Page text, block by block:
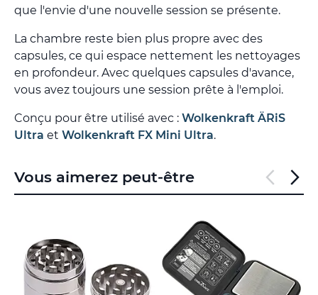
que l'envie d'une nouvelle session se présente.
La chambre reste bien plus propre avec des
capsules, ce qui espace nettement les nettoyages
en profondeur. Avec quelques capsules d'avance,
vous avez toujours une session prête à l'emploi.
Conçu pour être utilisé avec : Wolkenkraft ÄRiS
Ultra et Wolkenkraft FX Mini Ultra.
Vous aimerez peut-être